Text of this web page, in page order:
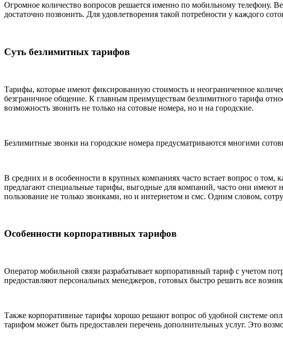
Огромное количество вопросов решается именно по мобильному телефону.
достаточно позвонить. Для удовлетворения такой потребности у каждого
Суть безлимитных тарифов
Тарифы, которые имеют фиксированную стоимость и неограниченное
безграничное общение. К главным преимуществам безлимитного тарифа
возможность звонить не только на сотовые номера, но и на городские.
Безлимитные звонки на городские номера предусматриваются многими
В средних и в особенности в крупных компаниях часто встает вопрос о
предлагают специальные тарифы, выгодные для компаний, часто они имеют
пользование не только звонками, но и интернетом и смс. Одним словом,
Особенности корпоративных тарифов
Оператор мобильной связи разрабатывает корпоративный тариф с учетом
предоставляют персональных менеджеров, готовых быстро решить все
Также корпоративные тарифы хорошо решают вопрос об удобной системе
тарифом может быть предоставлен перечень дополнительных услуг. Это